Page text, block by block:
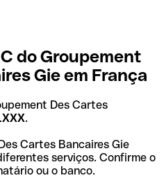
do Groupement
Gie em França
Des Cartes
.
Cartes Bancaires Gie
serviços. Confirme o
ou o banco.